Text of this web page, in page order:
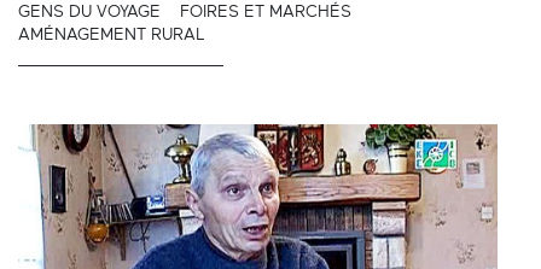
GENS DU VOYAGE
FOIRES ET MARCHÉS
AMÉNAGEMENT RURAL